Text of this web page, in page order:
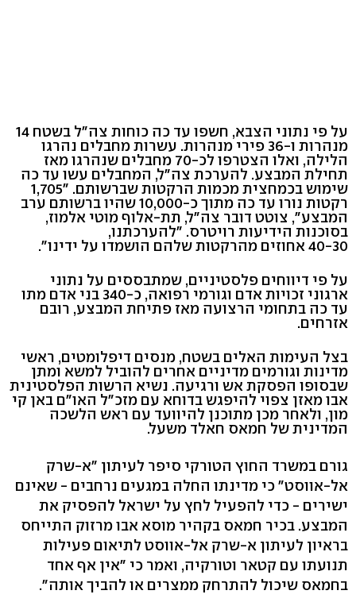
על פי נתוני הצבא, חשפו עד כה כוחות צה"ל בשטח 14
מנהרות ו-36 פירי מנהרות. עשרות מחבלים נהרגו
הלילה, ואלו הצטרפו לכ-70 מחבלים שנהרגו מאז
תחילת המבצע. להערכת צה"ל, המחבלים עשו עד כה
שימוש בכמחצית מכמות הרקטות שברשותם. "1,705
רקטות נורו עד כה מתוך כ-10,000 שהיו ברשותם ערב
המבצע", צוטט דובר צה"ל, תת-אלוף מוטי אלמוז,
בסוכנות הידיעות רויטרס. "להערכתנו,
40-30 אחוזים מהרקטות שלהם הושמדו על ידינו".
על פי דיווחים פלסטיניים, שמתבססים על נתוני
ארגוני זכויות אדם וגורמי רפואה, כ-340 בני אדם מתו
עד כה בתחומי הרצועה מאז פתיחת המבצע, רובם
אזרחים.
בצל העימות האלים בשטח, מנסים דיפלומטים, ראשי
מדינות וגורמים מדיניים אחרים להוביל למשא ומתן
שבסופו הפסקת אש ורגיעה. נשיא הרשות הפלסטינית
אבו מאזן צפוי להיפגש בדוחא עם מזכ"ל האו"ם באן קי
מון, ולאחר מכן מתוכנן להיוועד עם ראש הלשכה
המדינית של חמאס חאלד משעל.
גורם במשרד החוץ הטורקי סיפר לעיתון "א-שרק
אל-אווסט" כי מדינתו החלה במגעים נרחבים - שאינם
ישירים - כדי להפעיל לחץ על ישראל להפסיק את
המבצע. בכיר חמאס בקהיר מוסא אבו מרזוק התייחס
בראיון לעיתון א-שרק אל-אווסט לתיאום פעילות
תנועתו עם קטאר וטורקיה, ואמר כי "אין אף אחד
בחמאס שיכול להתרחק ממצרים או להביך אותה".